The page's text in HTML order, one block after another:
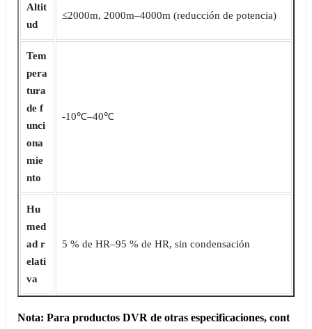
Altit
ud
≤2000m, 2000m‒4000m (reducción de potencia)
Tem
pera
tura
de f
unci
ona
mie
nto
-10℃‒40℃
Hu
med
ad r
elati
va
5 % de HR‒95 % de HR, sin condensación
Nota: Para productos DVR de otras especificaciones, cont